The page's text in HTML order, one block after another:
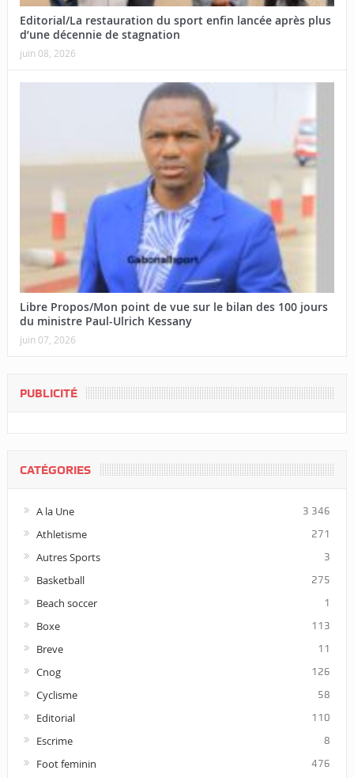
Editorial/La restauration du sport enfin lancée après plus
d’une décennie de stagnation
juin 08, 2026
Libre Propos/Mon point de vue sur le bilan des 100 jours
du ministre Paul-Ulrich Kessany
juin 07, 2026
PUBLICITÉ
CATÉGORIES
A la Une 3 346
Athletisme 271
Autres Sports 3
Basketball 275
Beach soccer 1
Boxe 113
Breve 11
Cnog 126
Cyclisme 58
Editorial 110
Escrime 8
Foot feminin 476